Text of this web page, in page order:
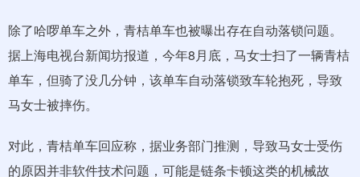
除了哈啰单车之外，青桔单车也被曝出存在自动落锁问题。
据上海电视台新闻坊报道，今年8月底，马女士扫了一辆青桔
单车，但骑了没几分钟，该单车自动落锁致车轮抱死，导致
马女士被摔伤。
对此，青桔单车回应称，据业务部门推测，导致马女士受伤
的原因并非软件技术问题，可能是链条卡顿这类的机械故